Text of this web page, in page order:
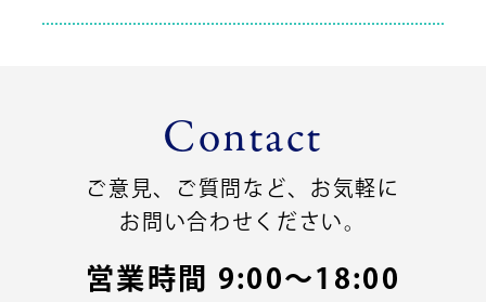
Contact
ご意見、ご質問など、お気軽に
お問い合わせください。
営業時間 9:00〜18:00